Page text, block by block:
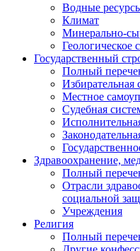
Водные
Климат
Минерально-
Геологическое
Государственный
Полный
Избирательная
Местное
Судебная
Здравоохранение,
Полный
Отрасли
социальной
Учреждения
Религия
Полный